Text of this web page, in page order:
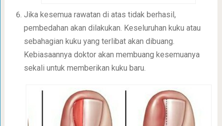
Jika kesemua rawatan di atas tidak berhasil,
pembedahan akan dilakukan. Keseluruhan kuku atau
sebahagian kuku yang terlibat akan dibuang.
Kebiasaannya doktor akan membuang kesemuanya
sekali untuk memberikan kuku baru.